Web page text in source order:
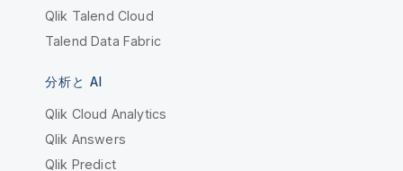
Qlik Talend Cloud
Talend Data Fabric
分析と AI
Qlik Cloud Analytics
Qlik Answers
Qlik Predict